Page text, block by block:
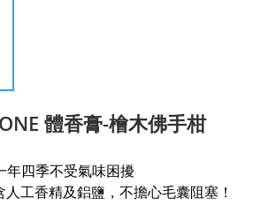
體香膏-檜木佛手柑
四季不受氣味困擾
工香精及鋁鹽，不擔心毛囊阻塞！